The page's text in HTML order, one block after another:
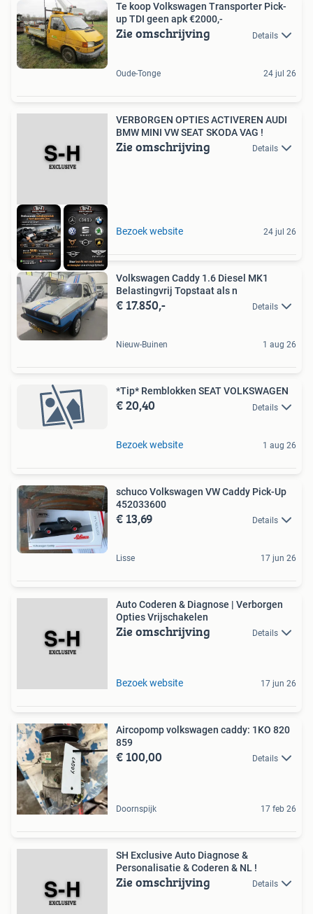
Te koop Volkswagen Transporter Pick-
up TDI geen apk €2000,-
Zie omschrijving Details
Oude-Tonge 24 jul 26
VERBORGEN OPTIES ACTIVEREN AUDI
BMW MINI VW SEAT SKODA VAG !
Zie omschrijving Details
Bezoek website 24 jul 26
Volkswagen Caddy 1.6 Diesel MK1
Belastingvrij Topstaat als n
€ 17.850,- Details
Nieuw-Buinen 1 aug 26
*Tip* Remblokken SEAT VOLKSWAGEN
€ 20,40 Details
Bezoek website 1 aug 26
schuco Volkswagen VW Caddy Pick-Up
452033600
€ 13,69 Details
Lisse 17 jun 26
Auto Coderen & Diagnose | Verborgen
Opties Vrijschakelen
Zie omschrijving Details
Bezoek website 17 jun 26
Aircopomp volkswagen caddy: 1KO 820
859
€ 100,00 Details
Doornspijk 17 feb 26
SH Exclusive Auto Diagnose &
Personalisatie & Coderen & NL !
Zie omschrijving Details